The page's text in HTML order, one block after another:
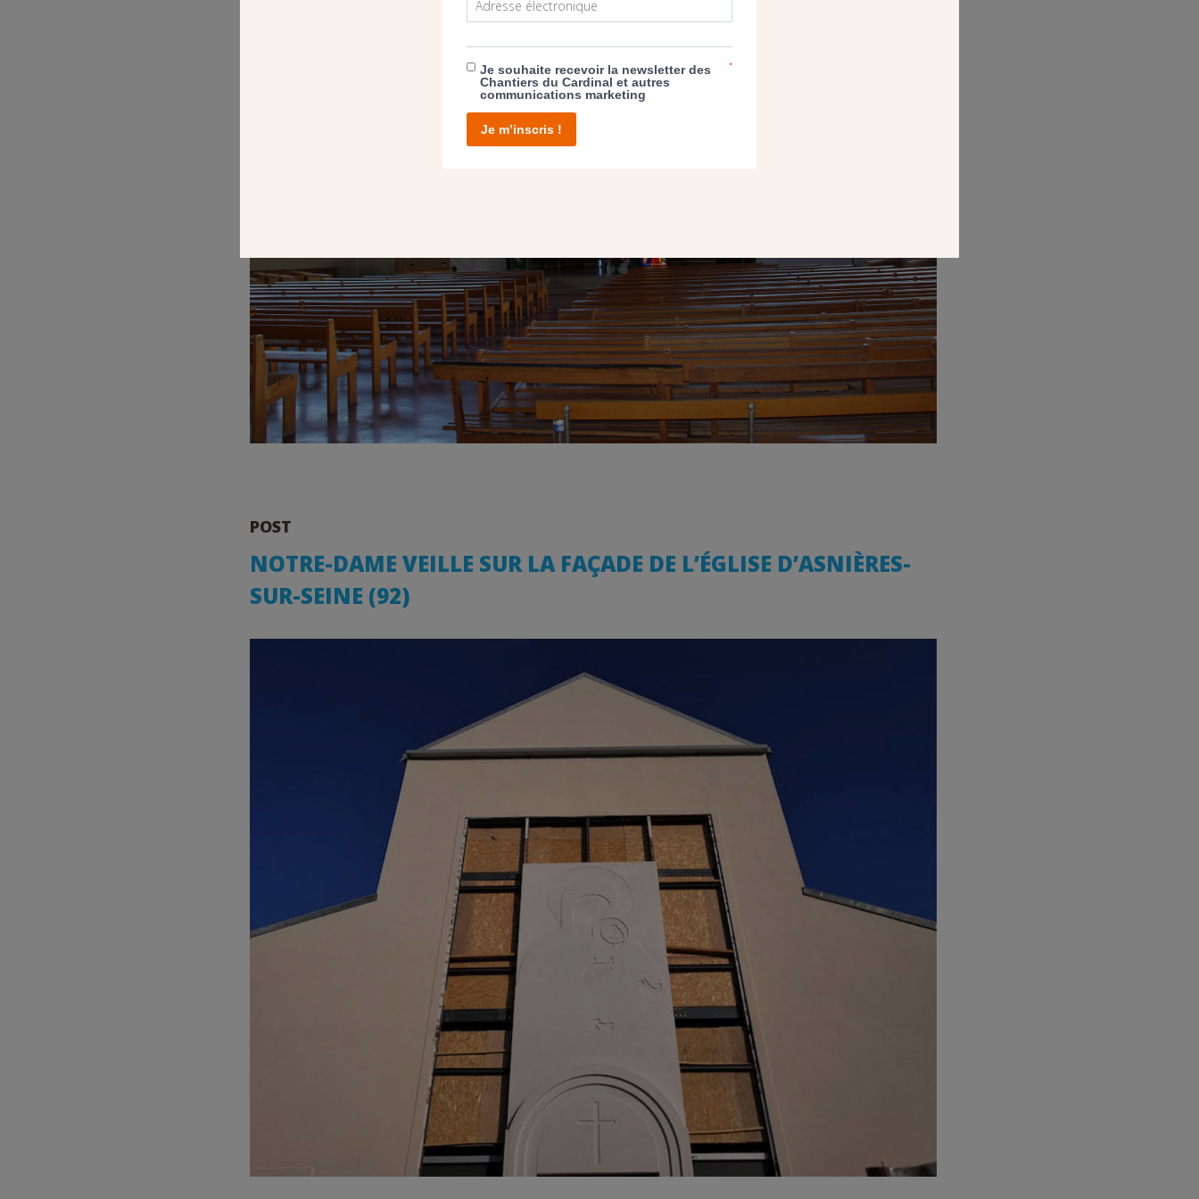
POST
NOTRE-DAME VEILLE SUR LA FAÇADE DE L’ÉGLISE D’ASNIÈRES-
SUR-SEINE (92)
Je souhaite recevoir la newsletter des
Chantiers du Cardinal et autres
communications marketing
*
Je m’inscris !